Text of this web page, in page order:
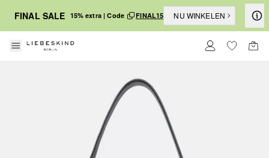
FINAL SALE 15% extra | Code FINAL15 NU WINKELEN